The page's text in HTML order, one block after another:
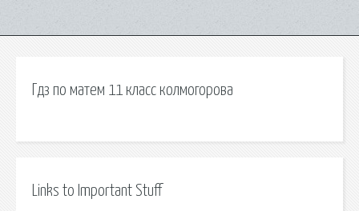
Гдз по матем 11 класс колмогорова
Links to Important Stuff